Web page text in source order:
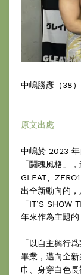
中嶋勝彥（38
原文出處
中嶋於 2023 年
「鬪魂風格」
GLEAT、
出全新動向的
「IT’S SHOW
年來作為主題的
「以自主興行
畢業，邁向全
巾、身穿白色